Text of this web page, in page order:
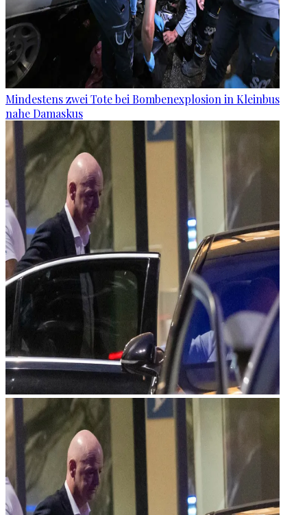
Mindestens zwei Tote bei Bombenexplosion in Kleinbus
nahe Damaskus